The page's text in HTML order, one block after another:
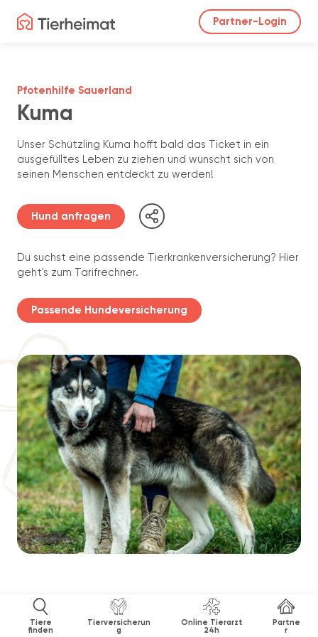
Partner-Login
Tiere
finden
Tierversicherun
g
Online Tierarzt
24h
Partne
r
Kuma
Pfotenhilfe Sauerland
Unser Schützling Kuma hofft bald das Ticket in ein
ausgefülltes Leben zu ziehen und wünscht sich von
seinen Menschen entdeckt zu werden!
Hund anfragen
Du suchst eine passende Tierkrankenversicherung? Hier
geht's zum Tarifrechner.
Passende Hundeversicherung